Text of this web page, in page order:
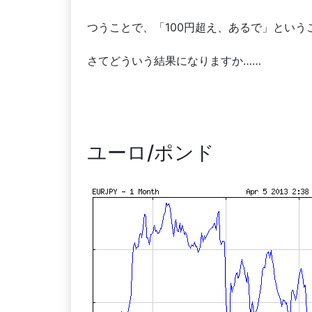
つうことで、「100円超え、あるで」という
さてどういう結果になりますか……
ユーロ/ポンド